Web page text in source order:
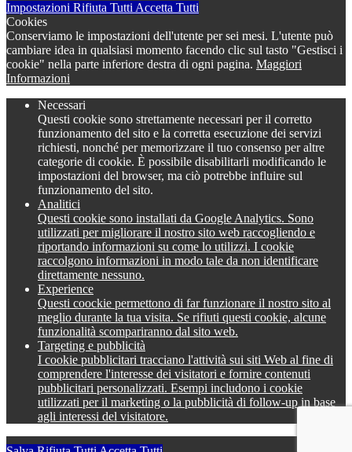
Impostazioni Rifiuta TuttiAccetta Tutti
Cookies
Conserviamo le impostazioni dell'utente per sei mesi. L'utente può
cambiare idea in qualsiasi momento facendo clic sul tasto "Gestisci i
cookie" nella parte inferiore destra di ogni pagina. Maggiori
Informazioni
Necessari
Questi cookie sono strettamente necessari per il corretto
funzionamento del sito e la corretta esecuzione dei servizi
richiesti, nonché per memorizzare il tuo consenso per altre
categorie di cookie. È possibile disabilitarli modificando le
impostazioni del browser, ma ciò potrebbe influire sul
funzionamento del sito.
Analitici
Questi cookie sono installati da Google Analytics. Sono
utilizzati per migliorare il nostro sito web raccogliendo e
riportando informazioni su come lo utilizzi. I cookie
raccolgono informazioni in modo tale da non identificare
direttamente nessuno.
Experience
Questi coockie permettono di far funzionare il nostro sito al
meglio durante la tua visita. Se rifiuti questi cookie, alcune
funzionalità scompariranno dal sito web.
Targeting e pubblicità
I cookie pubblicitari tracciano l'attività sui siti Web al fine di
comprendere l'interesse dei visitatori e fornire contenuti
pubblicitari personalizzati. Esempi includono i cookie
utilizzati per il marketing o la pubblicità di follow-up in base
agli interessi del visitatore.